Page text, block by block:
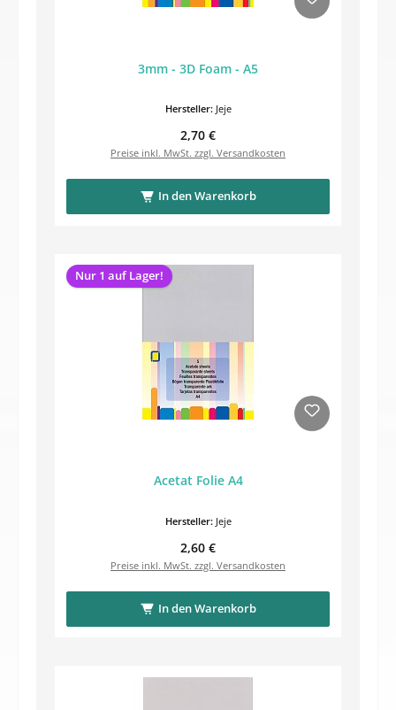
3mm - 3D Foam - A5
Hersteller: Jeje
Regulärer Preis:
2,70 €
Preise inkl. MwSt. zzgl. Versandkosten
In den Warenkorb
Nur 1 auf Lager!
Acetat Folie A4
Hersteller: Jeje
Regulärer Preis:
2,60 €
Preise inkl. MwSt. zzgl. Versandkosten
In den Warenkorb